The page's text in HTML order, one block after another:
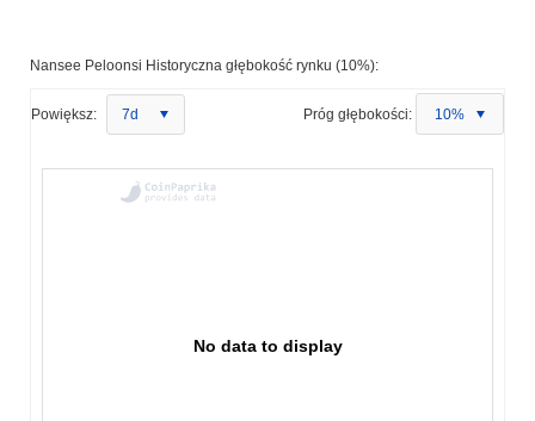
Nansee Peloonsi Historyczna głębokość rynku (10%):
Powiększ: 7d Próg głębokości: 10%
No data to display